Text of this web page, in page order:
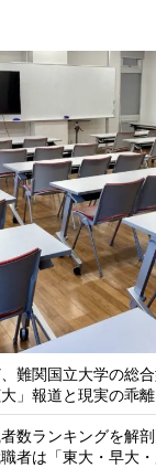
難関国立大学の総
」報道と現実の乖
者数ランキングを解
者は「東大・早大